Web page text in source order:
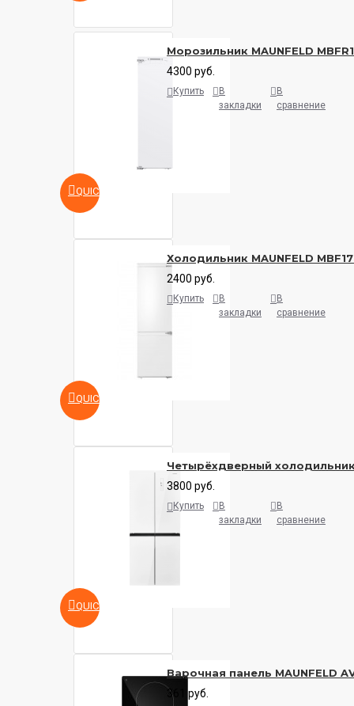
QUICKVIEW
Морозильник MAUNFELD
4300 руб.
Купить
В
закладки
В
сравнение
QUICKVIEW
Холодильник MAUNFELD
2400 руб.
Купить
В
закладки
В
сравнение
QUICKVIEW
Четырёхдверный холодильник
3800 руб.
Купить
В
закладки
В
сравнение
Варочная панель MAUNFELD
361 руб.